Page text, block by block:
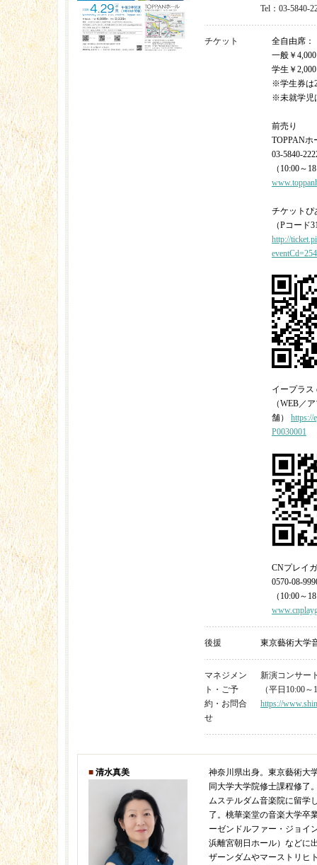
Tel：03-5840-
チケット
全自由席：
一般￥4,000
学生￥2,000
※学生券は
※未就学児
前売り
TOPPANホ
03-5840-
（10:00～
チケットぴ
（Pコード
http://
イープラス
（WEB／
舗） https://
P0030001
CNプレイ
0570-08-
（10:00～
後援 東京藝術大学
マネジメン
ト・ご予
約・お問合
せ
新演コンサー
（平日10:00～
https://
■ 清水真美
神奈川県出身。東京藝術大
同大学大学院修士課程修了
ムステルダム音楽院に留学
了。桃華楽堂の音楽大学卒
ーゼンドルファー・ジョイ
浜離宮朝日ホール）などに
ザーンダムやマーストリヒ